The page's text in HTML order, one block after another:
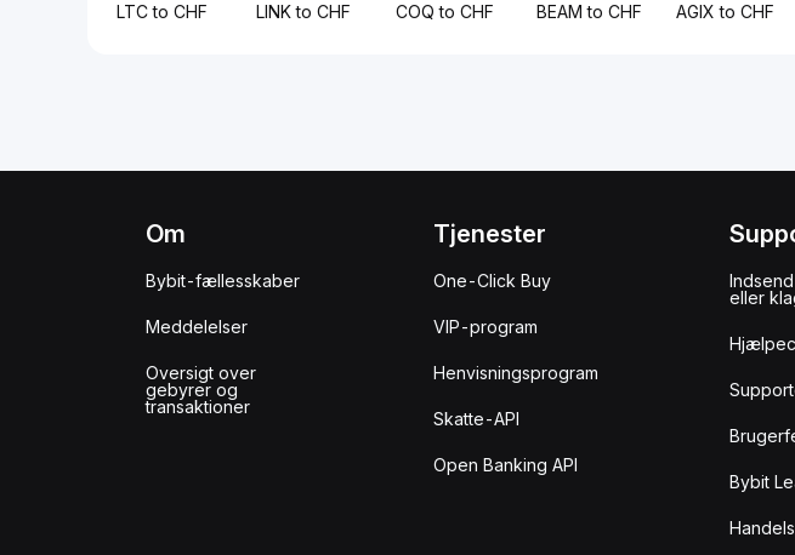
LTC to CHF LINK to CHF COQ to CHF BEAM to CHF AGIX to CHF
Om
Bybit-fællesskaber
Meddelelser
Oversigt over
gebyrer og
transaktioner
Tjenester
One-Click Buy
VIP-program
Henvisningsprogram
Skatte-API
Open Banking API
eller
Bybit